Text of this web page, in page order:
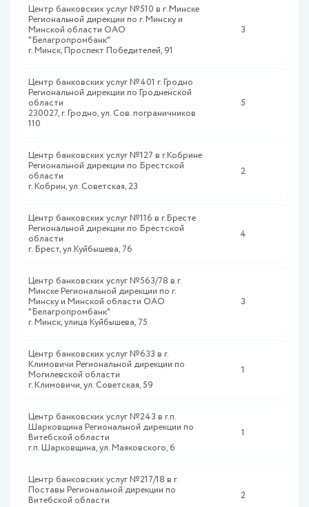
Центр банковских услуг №510 в г. Минске
Региональной дирекции по г. Минску и
Минской области ОАО
"Белагропромбанк"
г. Минск, Проспект Победителей, 91
3
Центр банковских услуг №401 г. Гродно
Региональной дирекции по Гродненской
области
230027, г. Гродно, ул. Сов. пограничников
110
5
Центр банковских услуг №127 в г.Кобрине
Региональной дирекции по Брестской
области
г. Кобрин, ул. Советская, 23
2
Центр банковских услуг №116 в г.Бресте
Региональной дирекции по Брестской
области
г. Брест, ул.Куйбышева, 76
4
Центр банковских услуг №563/78 в г.
Минске Региональной дирекции по г.
Минску и Минской области ОАО
"Белагропромбанк"
г. Минск, улица Куйбышева, 75
3
Центр банковских услуг №633 в г.
Климовичи Региональной дирекции по
Могилевской области
г. Климовичи, ул. Советская, 59
1
Центр банковских услуг №243 в г.п.
Шарковщина Региональной дирекции по
Витебской области
г.п. Шарковщина, ул. Маяковского, 6
1
Центр банковских услуг №217/18 в г.
Поставы Региональной дирекции по
Витебской области 2